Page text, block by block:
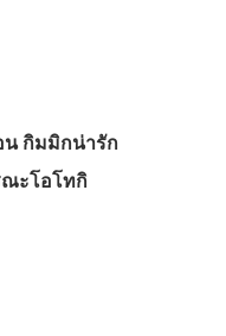
น กิมมิกน่ารัก
ณะโอโทกิ